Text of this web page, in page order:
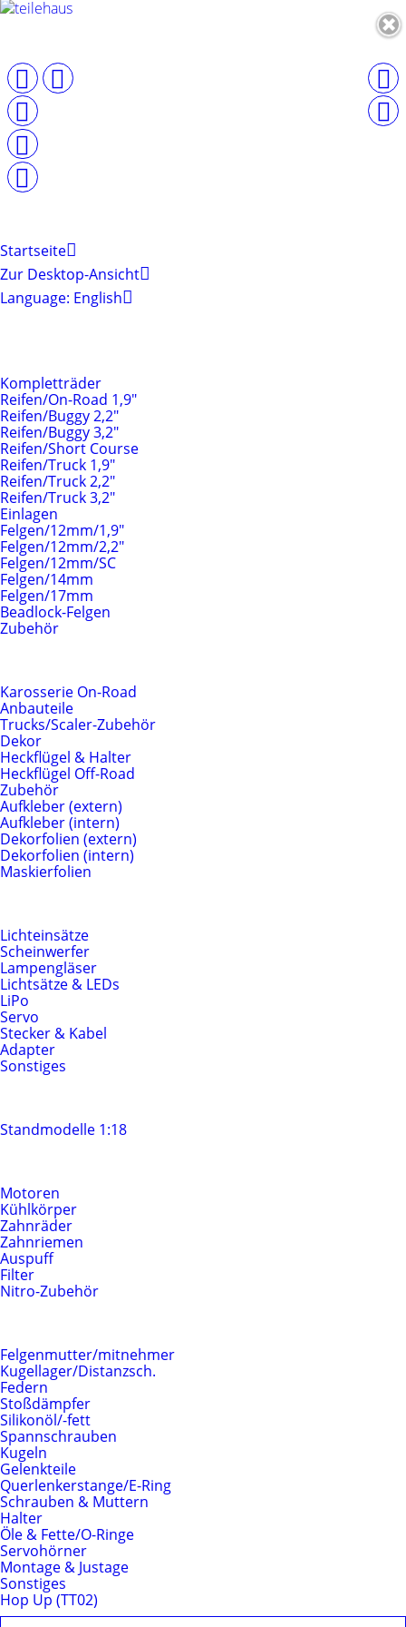
Startseite
Zur Desktop-Ansicht
Language: English
Kompletträder
Reifen/On-Road 1,9"
Reifen/Buggy 2,2"
Reifen/Buggy 3,2"
Reifen/Short Course
Reifen/Truck 1,9"
Reifen/Truck 2,2"
Reifen/Truck 3,2"
Einlagen
Felgen/12mm/1,9"
Felgen/12mm/2,2"
Felgen/12mm/SC
Felgen/14mm
Felgen/17mm
Beadlock-Felgen
Zubehör
Karosserie On-Road
Anbauteile
Trucks/Scaler-Zubehör
Dekor
Heckflügel & Halter
Heckflügel Off-Road
Zubehör
Aufkleber (extern)
Aufkleber (intern)
Dekorfolien (extern)
Dekorfolien (intern)
Maskierfolien
Lichteinsätze
Scheinwerfer
Lampengläser
Lichtsätze & LEDs
LiPo
Servo
Stecker & Kabel
Adapter
Sonstiges
Standmodelle 1:18
Motoren
Kühlkörper
Zahnräder
Zahnriemen
Auspuff
Filter
Nitro-Zubehör
Felgenmutter/mitnehmer
Kugellager/Distanzsch.
Federn
Stoßdämpfer
Silikonöl/-fett
Spannschrauben
Kugeln
Gelenkteile
Querlenkerstange/E-Ring
Schrauben & Muttern
Halter
Öle & Fette/O-Ringe
Servohörner
Montage & Justage
Sonstiges
Hop Up (TT02)